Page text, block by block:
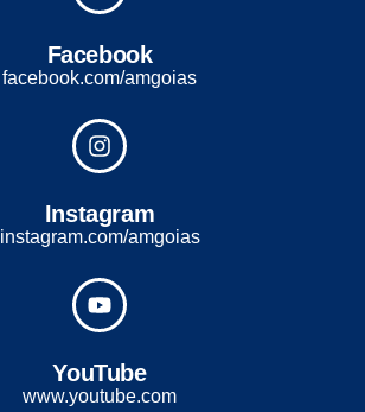
Facebook
facebook.com/amgoias
Instagram
instagram.com/amgoias
YouTube
www.youtube.com